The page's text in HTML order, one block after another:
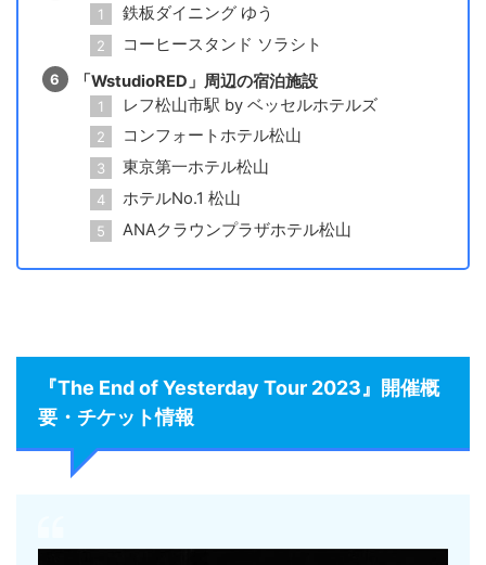
鉄板ダイニング ゆう
コーヒースタンド ソラシト
「WstudioRED」周辺の宿泊施設
レフ松山市駅 by ベッセルホテルズ
コンフォートホテル松山
東京第一ホテル松山
ホテルNo.1 松山
ANAクラウンプラザホテル松山
『The End of Yesterday Tour 2023』開催概
要・チケット情報